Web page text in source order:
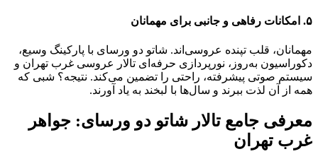
۵. امکانات رفاهی و جانبی برای مهمانان
مهمانان، قلب تپنده عروسی‌اند. شاتو دو ورسای با پارکینگ وسیع،
دکوراسیون به‌روز، نورپردازی حرفه‌ای تالار عروسی غرب تهران و
سیستم صوتی پیشرفته، راحتی را تضمین می‌کند. نتیجه؟ شبی که
همه از آن لذت ببرند و سال‌ها با لبخند به یاد آورند.
معرفی جامع تالار شاتو دو ورسای: جواهر
غرب تهران